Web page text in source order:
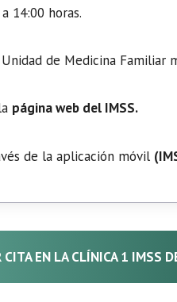
14:00 horas.
de Medicina Familiar
página web del IMSS.
de la aplicación móvil (
CITA EN LA CLÍNICA 1 IMSS